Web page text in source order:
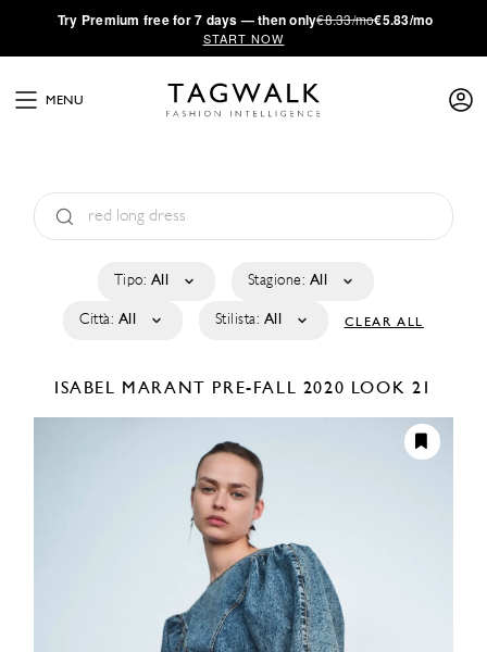
·Try Premium free for 7 days — then only€8.33/mo€5.83/mo
START NOW
MENU
Tipo: All Stagione: All
Città: All Stilista: All CLEAR ALL
ISABEL MARANT PRE-FALL 2020 LOOK 21